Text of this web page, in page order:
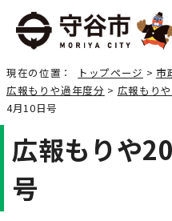
現在の位置： トップページ > 市
広報もりや過年度分 > 広報もり
4月10日号
広報もりや
号